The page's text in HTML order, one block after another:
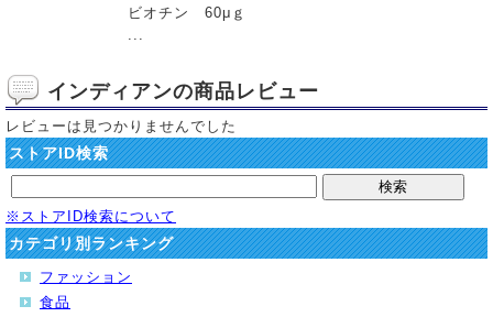
ビオチン 60μｇ
インディアンの商品レビュー
レビューは見つかりませんでした
ストアID検索
※ストアID検索について
カテゴリ別ランキング
ファッション
食品